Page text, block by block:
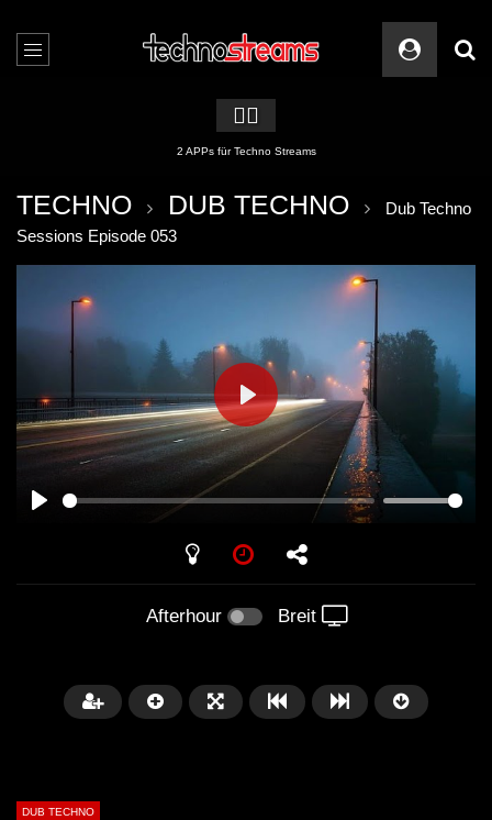
🏳️‍🌈
2 APPs für Techno Streams
TECHNO DUB TECHNO
Dub Techno
Sessions Episode 053
PLAY
Afterhour Breit
DUB TECHNO